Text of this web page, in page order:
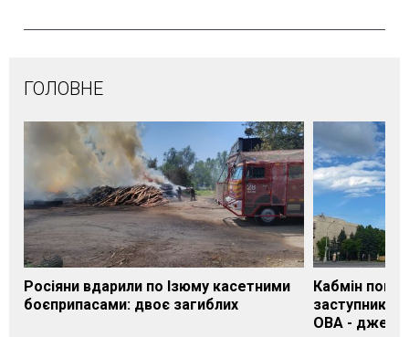
ГОЛОВНЕ
Росіяни вдарили по Ізюму касетними
боєприпасами: двоє загиблих
Кабмін
заступника
ОВА -